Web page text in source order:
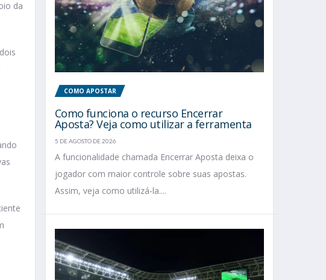
da
COMO APOSTAR
Como funciona o recurso Encerrar
Aposta? Veja como utilizar a ferramenta
5 DE AGOSTO DE 2026
A funcionalidade chamada Encerrar Aposta deixa o
jogador com maior controle sobre suas apostas.
Assim, veja como utilizá-la....